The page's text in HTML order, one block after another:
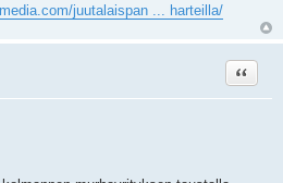
juutalaispan ... harteilla/
Lainaa